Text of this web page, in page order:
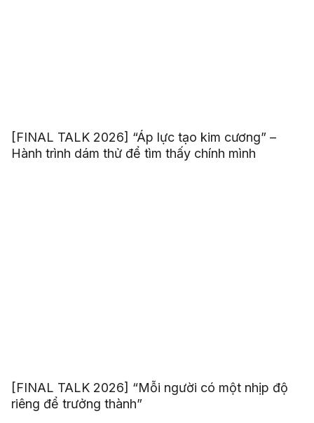
[FINAL TALK 2026] “Áp lực tạo kim cương” –
Hành trình dám thử để tìm thấy chính mình
[FINAL TALK 2026] “Mỗi người có một nhịp độ
riêng để trưởng thành”